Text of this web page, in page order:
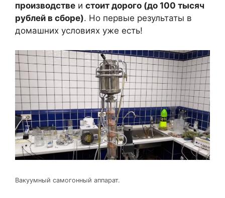
производстве и стоит дорого (до 100 тысяч
рублей в сборе). Но первые результаты в
домашних условиях уже есть!
Вакуумный самогонный аппарат.